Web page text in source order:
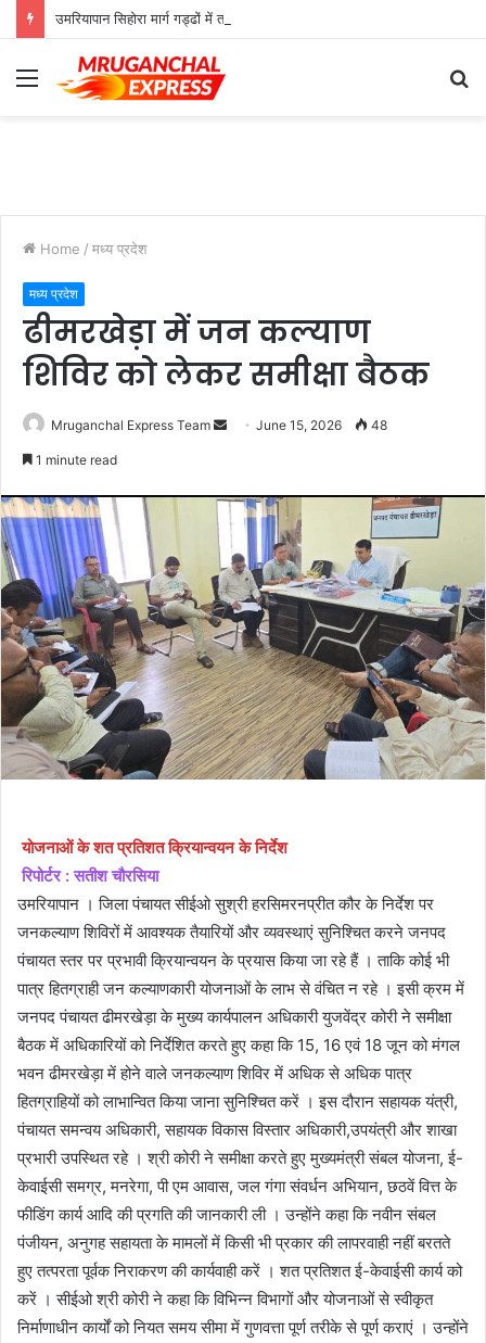
उमरियापान सिहोरा मार्ग गड्ढों में तब्दील, जिम्मेदार बेखबर
Menu
Home / मध्य प्रदेश
मध्य प्रदेश
ढीमरखेड़ा में जन कल्याण
शिविर को लेकर समीक्षा बैठक
Mruganchal Express Team
Send June 15, 2026 48
1 minute read
योजनाओं के शत प्रतिशत क्रियान्वयन के निर्देश
रिपोर्टर : सतीश चौरसिया
उमरियापान । जिला पंचायत सीईओ सुश्री हरसिमरनप्रीत कौर के निर्देश पर
जनकल्याण शिविरों में आवश्यक तैयारियों और व्यवस्थाएं सुनिश्चित करने जनपद
पंचायत स्तर पर प्रभावी क्रियान्वयन के प्रयास किया जा रहे हैं । ताकि कोई भी
पात्र हितग्राही जन कल्याणकारी योजनाओं के लाभ से वंचित न रहे । इसी क्रम में
जनपद पंचायत ढीमरखेड़ा के मुख्य कार्यपालन अधिकारी युजवेंद्र कोरी ने समीक्षा
बैठक में अधिकारियों को निर्देशित करते हुए कहा कि 15, 16 एवं 18 जून को मंगल
भवन ढीमरखेड़ा में होने वाले जनकल्याण शिविर में अधिक से अधिक पात्र
हितग्राहियों को लाभान्वित किया जाना सुनिश्चित करें । इस दौरान सहायक यंत्री,
पंचायत समन्वय अधिकारी, सहायक विकास विस्तार अधिकारी,उपयंत्री और शाखा
प्रभारी उपस्थित रहे । श्री कोरी ने समीक्षा करते हुए मुख्यमंत्री संबल योजना, ई-
केवाईसी समग्र, मनरेगा, पी एम आवास, जल गंगा संवर्धन अभियान, छठवें वित्त के
फीडिंग कार्य आदि की प्रगति की जानकारी ली । उन्होंने कहा कि नवीन संबल
पंजीयन, अनुगह सहायता के मामलों में किसी भी प्रकार की लापरवाही नहीं बरतते
हुए तत्परता पूर्वक निराकरण की कार्यवाही करें । शत प्रतिशत ई-केवाईसी कार्य को
करें । सीईओ श्री कोरी ने कहा कि विभिन्न विभागों और योजनाओं से स्वीकृत
निर्माणाधीन कार्यों को नियत समय सीमा में गुणवत्ता पूर्ण तरीके से पूर्ण कराएं । उन्होंने